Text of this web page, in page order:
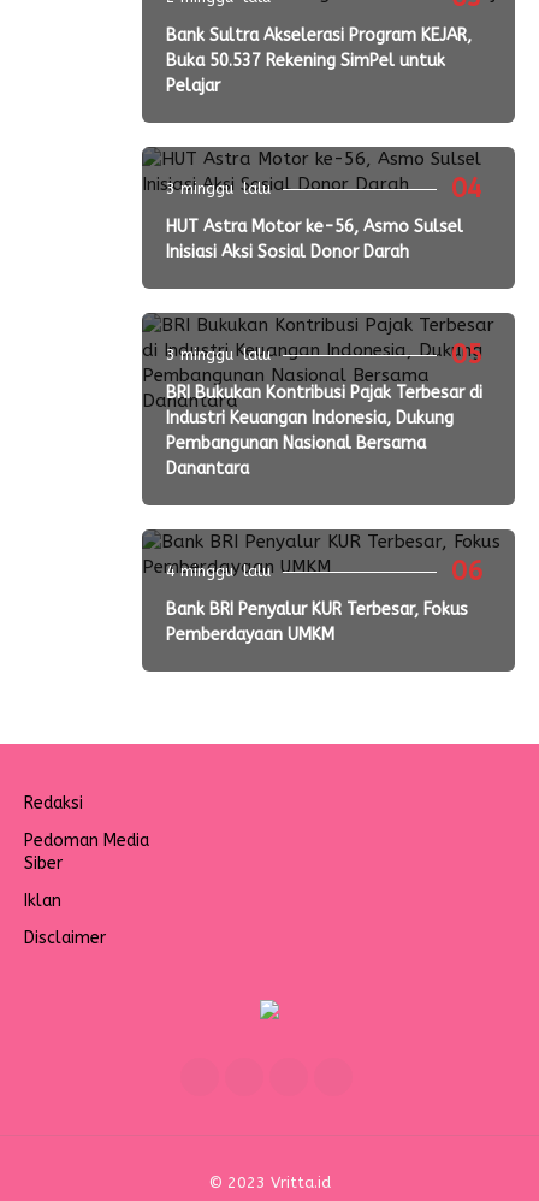
Bank Sultra Akselerasi Program KEJAR,
Buka 50.537 Rekening SimPel untuk
Pelajar
04
3 minggu lalu
HUT Astra Motor ke-56, Asmo Sulsel
Inisiasi Aksi Sosial Donor Darah
05
3 minggu lalu
BRI Bukukan Kontribusi Pajak Terbesar di
Industri Keuangan Indonesia, Dukung
Pembangunan Nasional Bersama
Danantara
06
4 minggu lalu
Bank BRI Penyalur KUR Terbesar, Fokus
Pemberdayaan UMKM
Redaksi
Pedoman Media
Siber
Iklan
Disclaimer
© 2023 Vritta.id